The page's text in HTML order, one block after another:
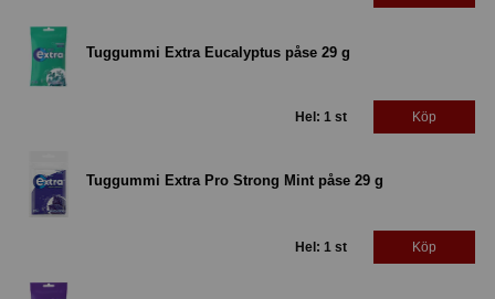
Tuggummi Extra Eucalyptus påse 29 g
Hel: 1 st Köp
Tuggummi Extra Pro Strong Mint påse 29 g
Hel: 1 st Köp